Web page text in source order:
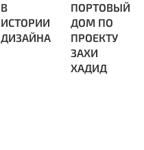
В
ИСТОРИИ
ДИЗАЙНА
ПОРТОВЫЙ
ДОМ ПО
ПРОЕКТУ
ЗАХИ
ХАДИД